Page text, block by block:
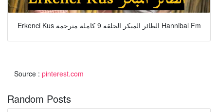
Erkenci Kus الطائر المبكر الحلقه 9 كاملة مترجمة Hannibal Fm
Source : pinterest.com
Random Posts